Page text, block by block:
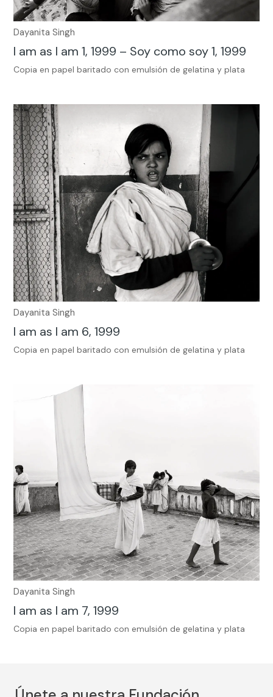
Dayanita Singh
I am as I am 1, 1999 – Soy como soy 1, 1999
Copia en papel baritado con emulsión de gelatina y plata
Dayanita Singh
I am as I am 6, 1999
Copia en papel baritado con emulsión de gelatina y plata
Dayanita Singh
I am as I am 7, 1999
Copia en papel baritado con emulsión de gelatina y plata